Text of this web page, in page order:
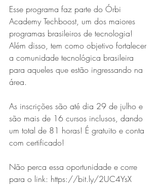
Esse programa faz parte do Órbi
Academy Techboost, um dos maiores
programas brasileiros de tecnologia!
Além disso, tem como objetivo fortalecer
a comunidade tecnológica brasileira
para aqueles que estão ingressando na
área.
As inscrições são até dia 29 de julho e
são mais de 16 cursos inclusos, dando
um total de 81 horas! É gratuito e conta
com certificado!
Não perca essa oportunidade e corre
para o link: https://bit.ly/2UC4YsX